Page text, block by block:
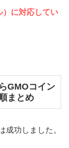
に対応してい
GMOコイン
まとめ
成功しました。